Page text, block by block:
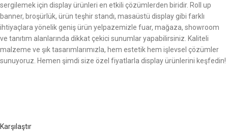
sergilemek için display ürünleri en etkili çözümlerden biridir. Roll up
banner, broşürlük, ürün teşhir standı, masaüstü display gibi farklı
ihtiyaçlara yönelik geniş ürün yelpazemizle fuar, mağaza, showroom
ve tanıtım alanlarında dikkat çekici sunumlar yapabilirsiniz. Kaliteli
malzeme ve şık tasarımlarımızla, hem estetik hem işlevsel çözümler
sunuyoruz. Hemen şimdi size özel fiyatlarla display ürünlerini keşfedin!
Karşılaştır